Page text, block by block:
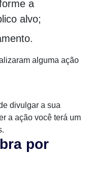
a
alvo;
alguma ação
divulgar a sua
a ação você terá um
por